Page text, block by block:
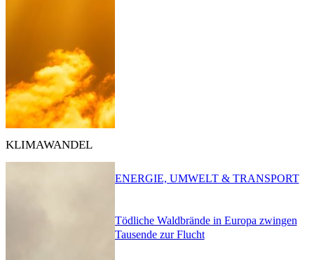
KLIMAWANDEL
Tödliche Waldbrände in Europa zwingen
Tausende zur Flucht
ENERGIE, UMWELT & TRANSPORT